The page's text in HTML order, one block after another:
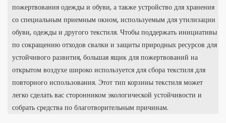
пожертвования одежды и обуви, а также устройство для хранения
со специальным приемным окном, используемым для утилизации
обуви, одежды и другого текстиля. Чтобы поддержать инициативы
по сокращению отходов свалки и защиты природных ресурсов для
устойчивого развития, большая ящик для пожертвований на
открытом воздухе широко используется для сбора текстиля для
повторного использования. Этот тип корзины текстиля может
легко сделать вас сторонником экологической устойчивости и
собрать средства по благотворительным причинам.